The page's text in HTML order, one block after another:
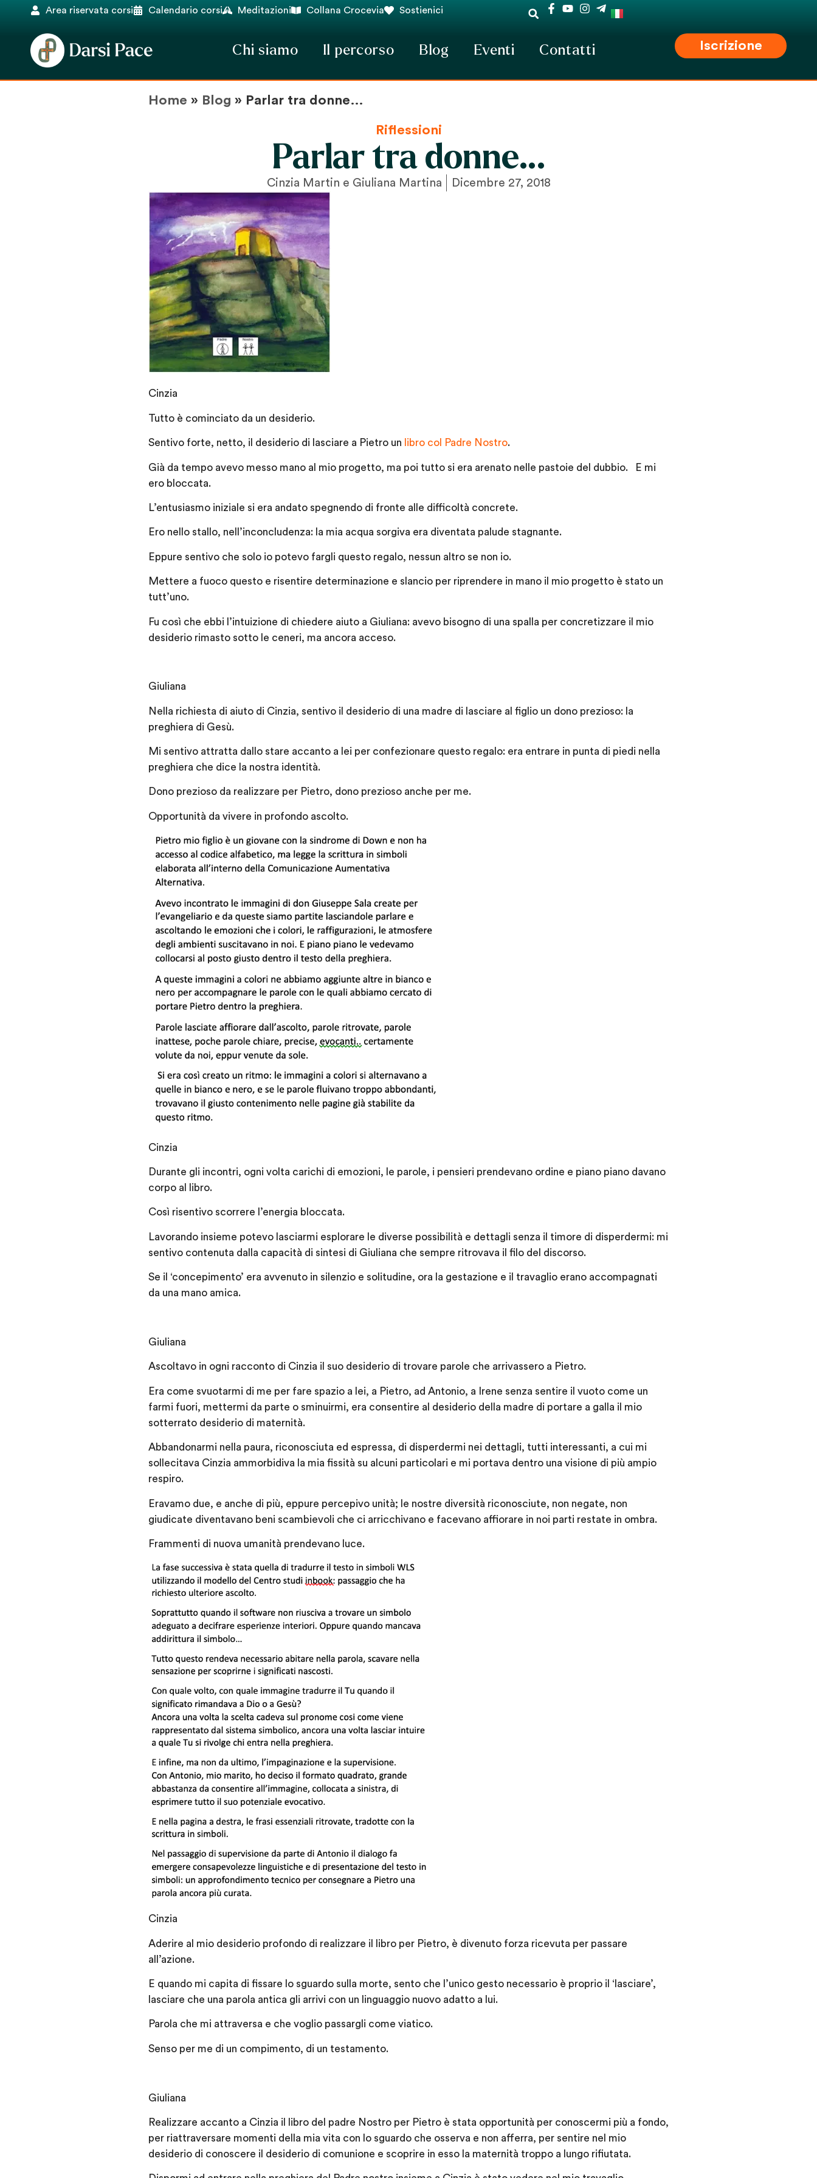
Area riservata corsi Calendario corsi Meditazioni Collana Crocevia Sostienici
Chi siamo Il percorso Blog Eventi Contatti Iscrizione
Home » Blog » Parlar tra donne…
Riflessioni
Parlar tra donne…
Cinzia Martin e Giuliana Martina Dicembre 27, 2018
Cinzia
Tutto è cominciato da un desiderio.
Sentivo forte, netto, il desiderio di lasciare a Pietro un libro col Padre Nostro.
Già da tempo avevo messo mano al mio progetto, ma poi tutto si era arenato nelle pastoie del dubbio. E mi
ero bloccata.
L’entusiasmo iniziale si era andato spegnendo di fronte alle difficoltà concrete.
Ero nello stallo, nell’inconcludenza: la mia acqua sorgiva era diventata palude stagnante.
Eppure sentivo che solo io potevo fargli questo regalo, nessun altro se non io.
Mettere a fuoco questo e risentire determinazione e slancio per riprendere in mano il mio progetto è stato un
tutt’uno.
Fu così che ebbi l’intuizione di chiedere aiuto a Giuliana: avevo bisogno di una spalla per concretizzare il mio
desiderio rimasto sotto le ceneri, ma ancora acceso.
Giuliana
Nella richiesta di aiuto di Cinzia, sentivo il desiderio di una madre di lasciare al figlio un dono prezioso: la
preghiera di Gesù.
Mi sentivo attratta dallo stare accanto a lei per confezionare questo regalo: era entrare in punta di piedi nella
preghiera che dice la nostra identità.
Dono prezioso da realizzare per Pietro, dono prezioso anche per me.
Opportunità da vivere in profondo ascolto.
Cinzia
Durante gli incontri, ogni volta carichi di emozioni, le parole, i pensieri prendevano ordine e piano piano davano
corpo al libro.
Così risentivo scorrere l’energia bloccata.
Lavorando insieme potevo lasciarmi esplorare le diverse possibilità e dettagli senza il timore di disperdermi: mi
sentivo contenuta dalla capacità di sintesi di Giuliana che sempre ritrovava il filo del discorso.
Se il ‘concepimento’ era avvenuto in silenzio e solitudine, ora la gestazione e il travaglio erano accompagnati
da una mano amica.
Giuliana
Ascoltavo in ogni racconto di Cinzia il suo desiderio di trovare parole che arrivassero a Pietro.
Era come svuotarmi di me per fare spazio a lei, a Pietro, ad Antonio, a Irene senza sentire il vuoto come un
farmi fuori, mettermi da parte o sminuirmi, era consentire al desiderio della madre di portare a galla il mio
sotterrato desiderio di maternità.
Abbandonarmi nella paura, riconosciuta ed espressa, di disperdermi nei dettagli, tutti interessanti, a cui mi
sollecitava Cinzia ammorbidiva la mia fissità su alcuni particolari e mi portava dentro una visione di più ampio
respiro.
Eravamo due, e anche di più, eppure percepivo unità; le nostre diversità riconosciute, non negate, non
giudicate diventavano beni scambievoli che ci arricchivano e facevano affiorare in noi parti restate in ombra.
Frammenti di nuova umanità prendevano luce.
Cinzia
Aderire al mio desiderio profondo di realizzare il libro per Pietro, è divenuto forza ricevuta per passare
all’azione.
E quando mi capita di fissare lo sguardo sulla morte, sento che l’unico gesto necessario è proprio il ‘lasciare’,
lasciare che una parola antica gli arrivi con un linguaggio nuovo adatto a lui.
Parola che mi attraversa e che voglio passargli come viatico.
Senso per me di un compimento, di un testamento.
Giuliana
Realizzare accanto a Cinzia il libro del padre Nostro per Pietro è stata opportunità per conoscermi più a fondo,
per riattraversare momenti della mia vita con lo sguardo che osserva e non afferra, per sentire nel mio
desiderio di conoscere il desiderio di comunione e scoprire in esso la maternità troppo a lungo rifiutata.